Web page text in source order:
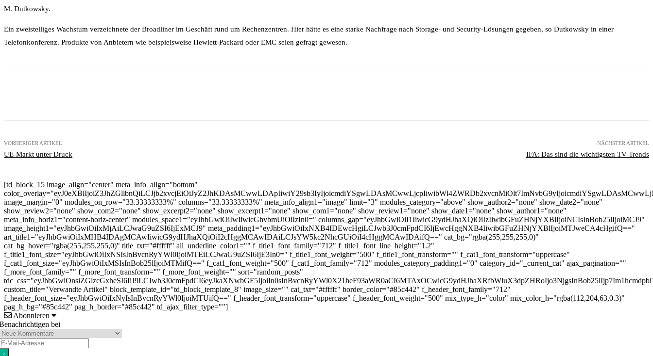
M. Dutkowsky.
Ein zweistelliges Wachstum verzeichnete der Broadliner im Geschäft rund um Rechenzentren. Hier hätte es eine starke Nachfrage nach Storage- und Security-Lösungen gegeben, so Dutkowsky in einer
Telefonkonferenz. Produkte von Anbietern wie beispielsweise Hewlett-Packard oder EMC seien gefragt gewesen.
VORHERIGER ARTIKEL
UE-Markt unter Druck
NÄCHSTER ARTIKEL
IFA: Das sind die wichtigsten TV-Trends
[td_block_15 image_align="center" meta_info_align="bottom"
image_margin="0" modules_on_row="33.33333333%" columns="33.33333333%" meta_info_align1="image" limit="3" modules_category="above" show_author2="none" show_date2="none"
show_review2="none" show_com2="none" show_excerpt2="none" show_excerpt1="none" show_com1="none" show_review1="none" show_date1="none" show_author1="none"
meta_info_horiz1="content-horiz-center" modules_space1="eyJhbGwiOiIwIiwicGhvbmUiOiIzIn0=" columns_gap="eyJhbGwiOiI1IiwicG9ydHJhaXQiOiIzIiwibGFuZHNjYXBlIjoiNCIsInBob25lIjoiMCJ9"
image_height1="eyJhbGwiOiIxMjAiLCJwaG9uZSI6IjExMCJ9" meta_padding1="eyJhbGwiOiIxNXB4IDEwcHgiLCJwb3J0cmFpdCI6IjEwcHggNXB4IiwibGFuZHNjYXBlIjoiMTJweCA4cHgifQ=="
art_title1="eyJhbGwiOiIxMHB4IDAgMCAwIiwicG9ydHJhaXQiOiI2cHggMCAwIDAiLCJsYW5kc2NhcGUiOiI4cHggMCAwIDAifQ==" cat_bg="rgba(255,255,255,0)"
cat_bg_hover="rgba(255,255,255,0)" title_txt="#ffffff" all_underline_color1="" f_title1_font_family="712" f_title1_font_line_height="1.2"
f_title1_font_size="eyJhbGwiOiIxNSIsInBvcnRyYWl0IjoiMTEiLCJwaG9uZSI6IjE3In0=" f_title1_font_weight="500" f_title1_font_transform="" f_cat1_font_transform="uppercase"
f_cat1_font_size="eyJhbGwiOiIxMSIsInBob25lIjoiMTMifQ==" f_cat1_font_weight="500" f_cat1_font_family="712" modules_category_padding1="0" category_id="_current_cat" ajax_pagination=""
f_more_font_family="" f_more_font_transform="" f_more_font_weight="" sort="random_posts"
custom_title="Verwandte Artikel" block_template_id="td_block_template_8" image_size="" cat_txt="#ffffff" border_color="#85c442" f_header_font_family="712"
f_header_font_size="eyJhbGwiOiIxNyIsInBvcnRyYWl0IjoiMTUifQ==" f_header_font_transform="uppercase" f_header_font_weight="500" mix_type_h="color" mix_color_h="rgba(112,204,63,0.3)"
pag_h_bg="#85c442" pag_h_border="#85c442" td_ajax_filter_type=""]
Abonnieren
bei